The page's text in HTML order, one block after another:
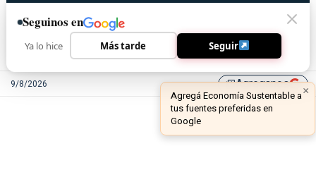
9/8/2026 library_addAgreganos
Seguinos en
Ya lo hice Más tarde Seguir